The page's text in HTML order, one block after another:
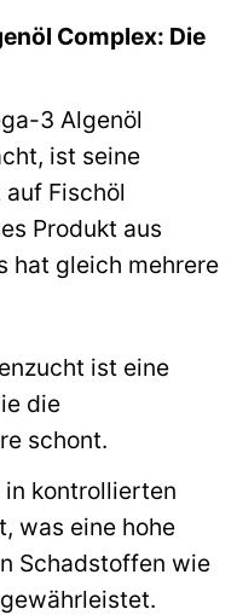
Complex: Die
3 Algenöl
ist seine
Fischöl
Produkt aus
hat gleich mehrere
ist eine
die
schont.
kontrollierten
was eine hohe
Schadstoffen wie